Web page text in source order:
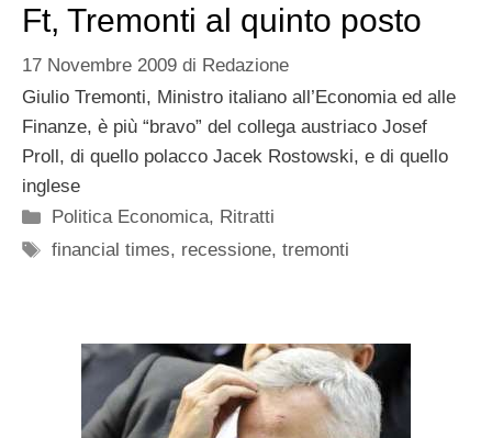
Ft, Tremonti al quinto posto
17 Novembre 2009 di Redazione
Giulio Tremonti, Ministro italiano all’Economia ed alle
Finanze, è più “bravo” del collega austriaco Josef
Proll, di quello polacco Jacek Rostowski, e di quello
inglese
Categorie
Politica Economica, Ritratti
Tag
financial times, recessione,tremonti